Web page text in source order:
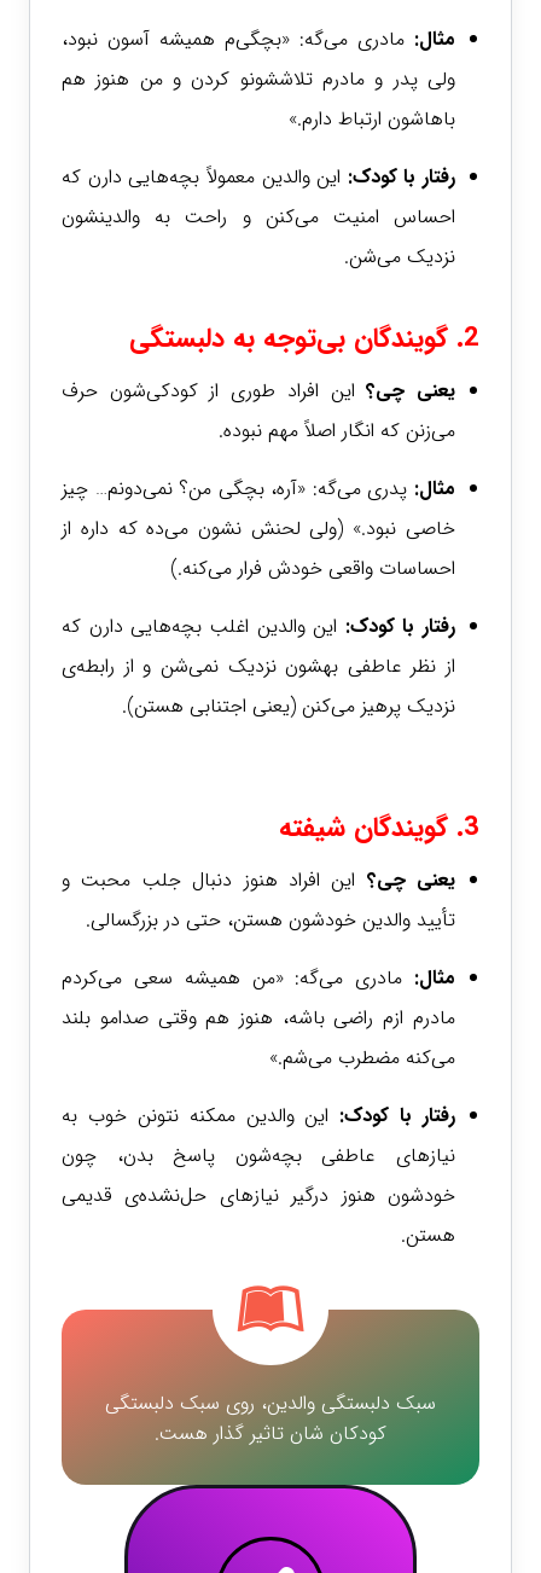
مثال: مادری می‌گه: «بچگی‌م همیشه آسون نبود،
ولی پدر و مادرم تلاششونو کردن و من هنوز هم
باهاشون ارتباط دارم.»
رفتار با کودک: این والدین معمولاً بچه‌هایی دارن که
احساس امنیت می‌کنن و راحت به والدینشون
نزدیک می‌شن.
2. گویندگان بی‌توجه به دلبستگی
یعنی چی؟این افراد طوری از کودکی‌شون حرف
می‌زنن که انگار اصلاً مهم نبوده.
مثال: پدری می‌گه: «آره، بچگی من؟ نمی‌دونم… چیز
خاصی نبود.» (ولی لحنش نشون می‌ده که داره از
احساسات واقعی خودش فرار می‌کنه.)
رفتار با کودک: این والدین اغلب بچه‌هایی دارن که
از نظر عاطفی بهشون نزدیک نمی‌شن و از رابطه‌ی
نزدیک پرهیز می‌کنن (یعنی اجتنابی هستن).
3. گویندگان شیفته
یعنی چی؟ این افراد هنوز دنبال جلب محبت و
تأیید والدین خودشون هستن، حتی در بزرگسالی.
مثال: مادری می‌گه: «من همیشه سعی می‌کردم
مادرم ازم راضی باشه، هنوز هم وقتی صدامو بلند
می‌کنه مضطرب می‌شم.»
رفتار با کودک: این والدین ممکنه نتونن خوب به
نیازهای عاطفی بچه‌شون پاسخ بدن، چون
خودشون هنوز درگیر نیازهای حل‌نشده‌ی قدیمی
هستن.
سبک دلبستگی والدین، روی سبک دلبستگی
کودکان شان تاثیر گذار هست.